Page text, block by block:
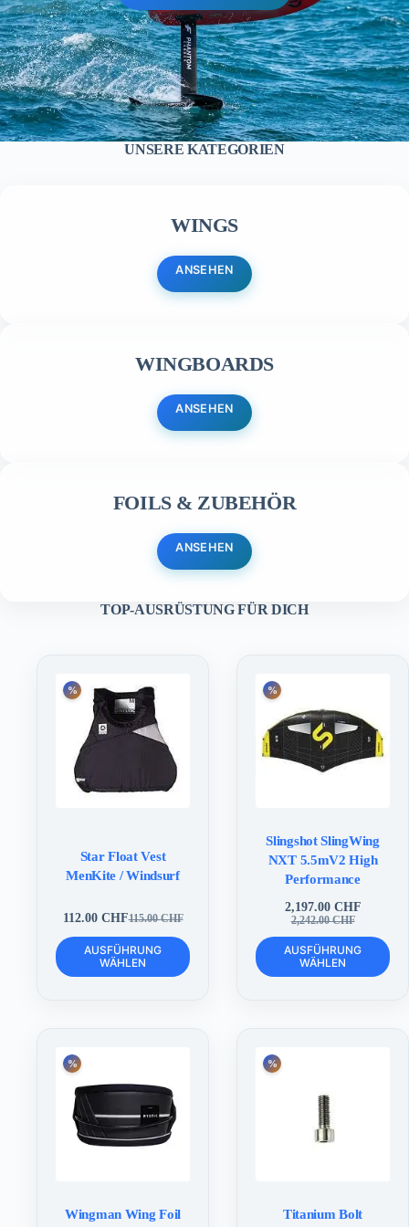
UNSERE KATEGORIEN
WINGS
ANSEHEN
WINGBOARDS
ANSEHEN
FOILS & ZUBEHÖR
ANSEHEN
TOP-AUSRÜSTUNG FÜR DICH
Star Float Vest
MenKite / Windsurf
115.00CHF
Ursprünglicher
Preis
war:
115.00 CHF
112.00 CHFAktueller
Preis
ist:
112.00 CHF.
AUSFÜHRUNG
WÄHLEN
Dieses
Produkt
weist
Optionen
können
Produktseite
gewählt
Slingshot SlingWing
NXT 5.5mV2 High
Performance
2,242.00CHF
Ursprünglicher
Preis
war:
2,242.00 CHF
2,197.00 CHF
Aktueller
Preis
ist:
2,197.00 CHF.
AUSFÜHRUNG
WÄHLEN
Dieses
Produkt
weist
Optionen
können
Produktseite
Wingman Wing Foil
Titanium Bolt